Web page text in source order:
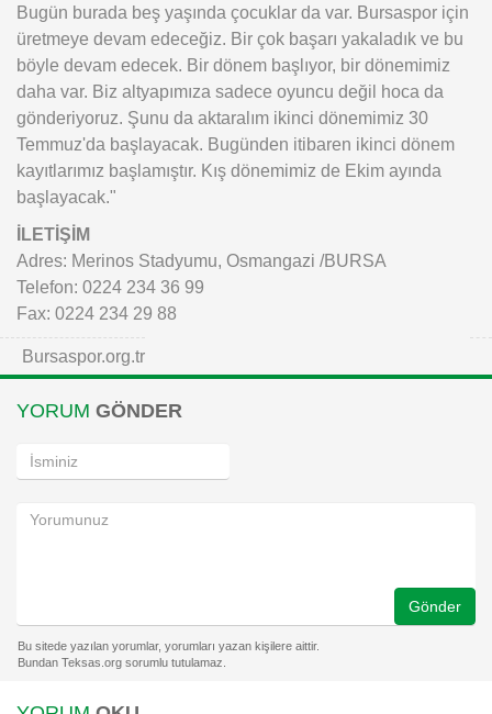
Bugün burada beş yaşında çocuklar da var. Bursaspor için
üretmeye devam edeceğiz. Bir çok başarı yakaladık ve bu
böyle devam edecek. Bir dönem başlıyor, bir dönemimiz
daha var. Biz altyapımıza sadece oyuncu değil hoca da
gönderiyoruz. Şunu da aktaralım ikinci dönemimiz 30
Temmuz'da başlayacak. Bugünden itibaren ikinci dönem
kayıtlarımız başlamıştır. Kış dönemimiz de Ekim ayında
başlayacak."
İLETİŞİM
Adres: Merinos Stadyumu, Osmangazi /BURSA
Telefon: 0224 234 36 99
Fax: 0224 234 29 88
Bursaspor.org.tr
YORUM GÖNDER
Gönder